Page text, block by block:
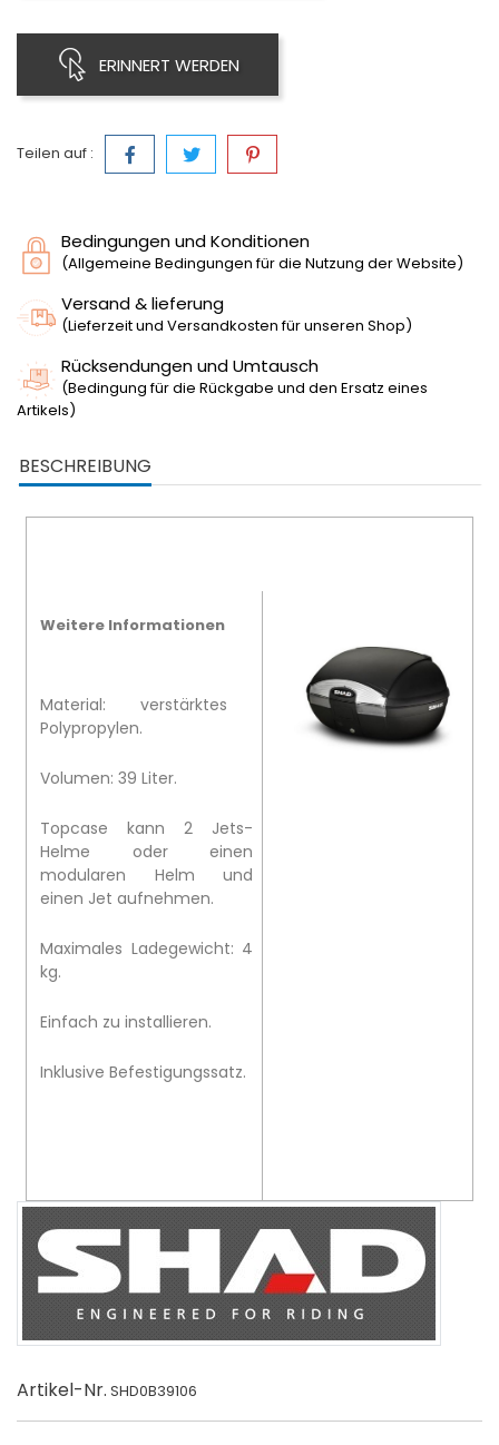
ERINNERT WERDEN
Teilen auf :
Bedingungen und Konditionen
(Allgemeine Bedingungen für die Nutzung der Website)
Versand & lieferung
(Lieferzeit und Versandkosten für unseren Shop)
Rücksendungen und Umtausch
(Bedingung für die Rückgabe und den Ersatz eines
Artikels)
BESCHREIBUNG
Weitere Informationen
Material: verstärktes
Polypropylen.
Volumen: 39 Liter.
Topcase kann 2 Jets-
Helme oder einen
modularen Helm und
einen Jet aufnehmen.
Maximales Ladegewicht: 4
kg.
Einfach zu installieren.
Inklusive Befestigungssatz.
Artikel-Nr. SHD0B39106